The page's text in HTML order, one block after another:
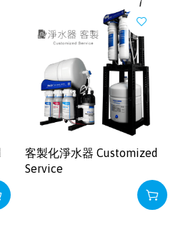
客製化淨水器 Customized
Service